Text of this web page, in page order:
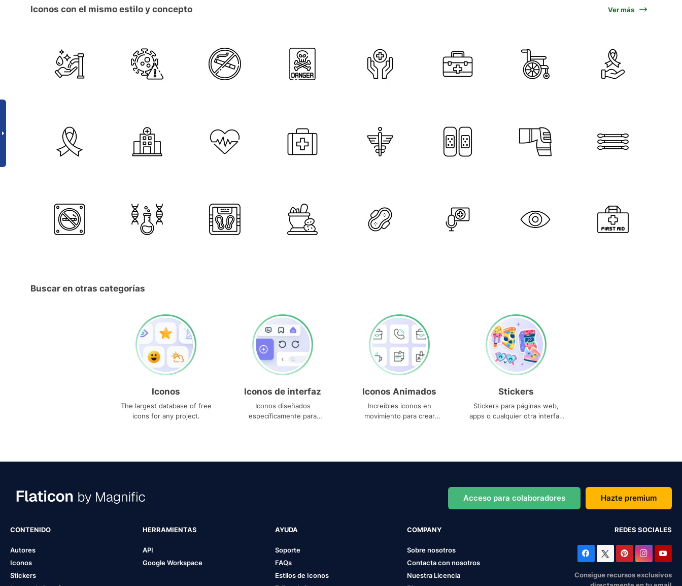
Iconos con el mismo estilo y concepto Ver más
Buscar en otras categorías
Iconos
The largest database of free
icons for any project.
Iconos de interfaz
Iconos diseñados
específicamente para
Iconos Animados
Increíbles iconos en
movimiento para crear
Stickers
Stickers para páginas web,
apps o cualquier otra interfaz
Acceso para colaboradores Hazte premium
CONTENIDO
Autores
Iconos
Stickers
HERRAMIENTAS
API
Google Workspace
AYUDA
Soporte
FAQs
Estilos de Iconos
COMPANY
Sobre nosotros
Contacta con nosotros
Nuestra Licencia
REDES SOCIALES
Consigue recursos exclusivos